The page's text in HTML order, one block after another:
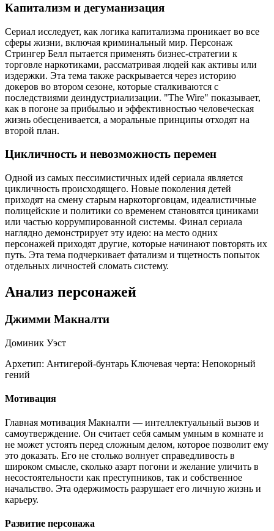
Капитализм и дегуманизация
Сериал исследует, как логика капитализма проникает во все
сферы жизни, включая криминальный мир. Персонаж
Стрингер Белл пытается применять бизнес-стратегии к
торговле наркотиками, рассматривая людей как активы или
издержки. Эта тема также раскрывается через историю
докеров во втором сезоне, которые сталкиваются с
последствиями деиндустриализации. "The Wire" показывает,
как в погоне за прибылью и эффективностью человеческая
жизнь обесценивается, а моральные принципы отходят на
второй план.
Цикличность и невозможность перемен
Одной из самых пессимистичных идей сериала является
цикличность происходящего. Новые поколения детей
приходят на смену старым наркоторговцам, идеалистичные
полицейские и политики со временем становятся циниками
или частью коррумпированной системы. Финал сериала
наглядно демонстрирует эту идею: на место одних
персонажей приходят другие, которые начинают повторять их
путь. Эта тема подчеркивает фатализм и тщетность попыток
отдельных личностей сломать систему.
Анализ персонажей
Джимми Макналти
Доминик Уэст
Архетип: Антигерой-бунтарь Ключевая черта: Непокорный
гений
Мотивация
Главная мотивация Макналти — интеллектуальный вызов и
самоутверждение. Он считает себя самым умным в комнате и
не может устоять перед сложным делом, которое позволит ему
это доказать. Его не столько волнует справедливость в
широком смысле, сколько азарт погони и желание уличить в
несостоятельности как преступников, так и собственное
начальство. Эта одержимость разрушает его личную жизнь и
карьеру.
Развитие персонажа